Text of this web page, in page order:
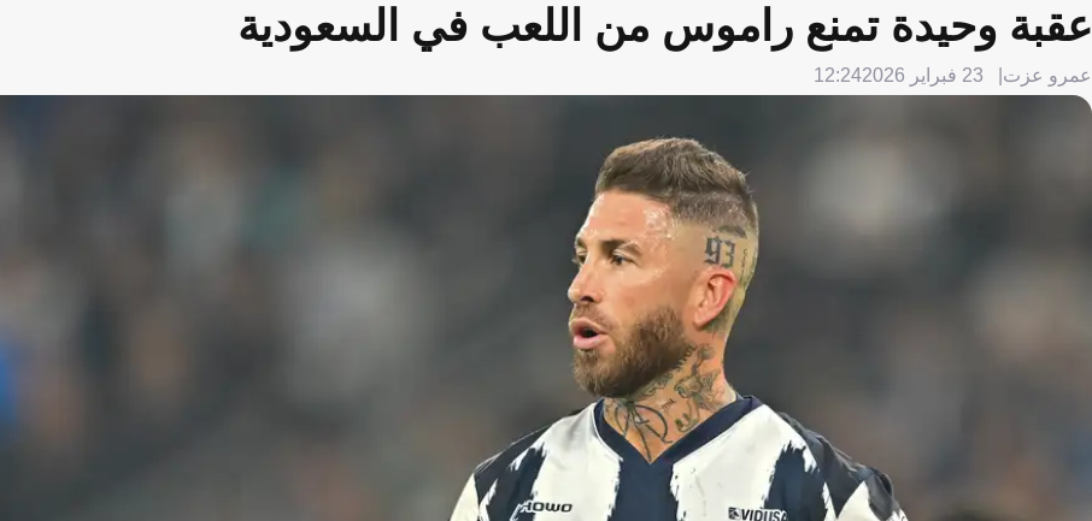
عقبة وحيدة تمنع راموس من اللعب في السعودية
عمرو عزت 23 فبراير 2026 12:24